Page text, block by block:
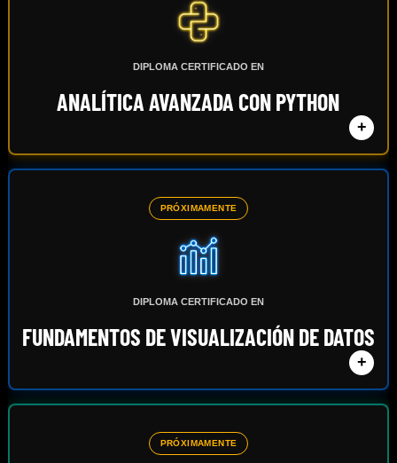
DIPLOMA CERTIFICADO EN
ANALÍTICA AVANZADA CON PYTHON
+
PRÓXIMAMENTE
DIPLOMA CERTIFICADO EN
FUNDAMENTOS DE VISUALIZACIÓN DE DATOS
+
PRÓXIMAMENTE